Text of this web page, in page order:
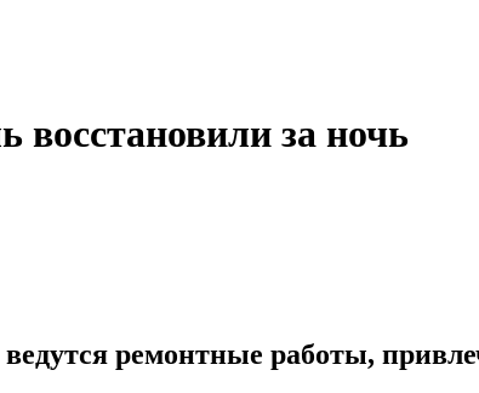
восстановили за ночь
ремонтные работы,